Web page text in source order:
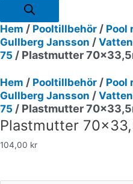
Hem / Pooltillbehör / Pool
Gullberg Jansson /
75 / Plastmutter
Hem / Pooltillbehör / Pool
Gullberg Jansson /
75 / Plastmutter
Plastmutter
104,00 kr